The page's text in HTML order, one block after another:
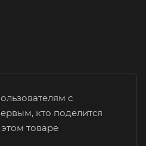
с
кто поделится
товаре